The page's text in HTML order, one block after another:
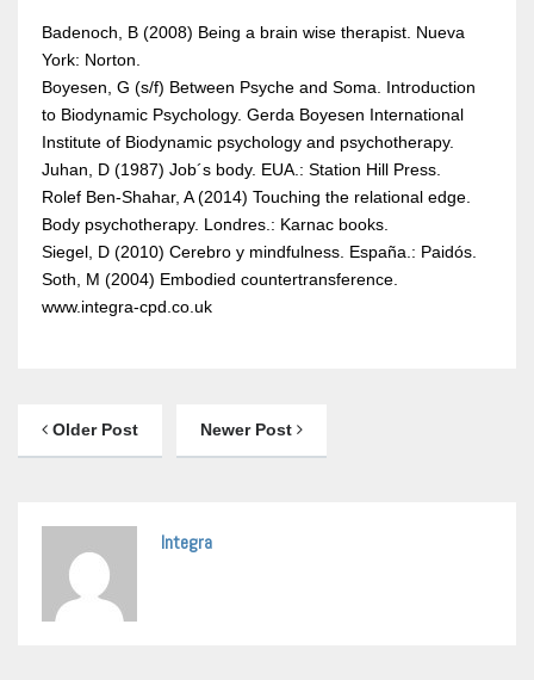
Badenoch, B (2008) Being a brain wise therapist. Nueva
York: Norton.
Boyesen, G (s/f) Between Psyche and Soma. Introduction
to Biodynamic Psychology. Gerda Boyesen International
Institute of Biodynamic psychology and psychotherapy.
Juhan, D (1987) Job´s body. EUA.: Station Hill Press.
Rolef Ben-Shahar, A (2014) Touching the relational edge.
Body psychotherapy. Londres.: Karnac books.
Siegel, D (2010) Cerebro y mindfulness. España.: Paidós.
Soth, M (2004) Embodied countertransference.
www.integra-cpd.co.uk
Older Post Newer Post
Integra